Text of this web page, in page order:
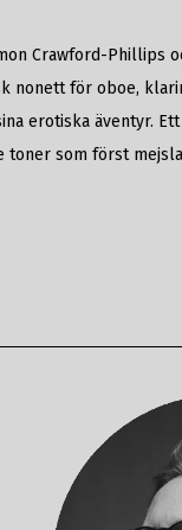
Crawford-
för oboe,
erotiska äventyr.
som först